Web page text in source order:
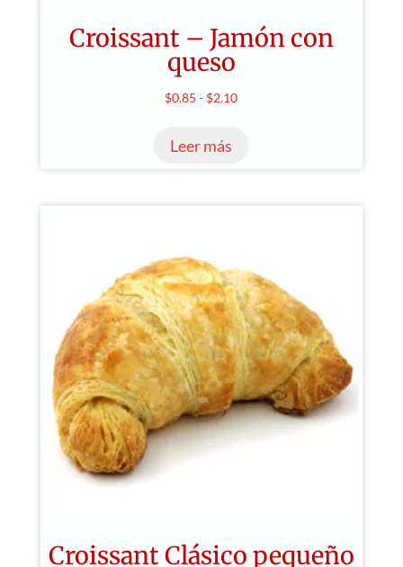
Croissant – Jamón con
queso
$0.85 - $2.10Rango
Leer más
Croissant Clásico pequeño